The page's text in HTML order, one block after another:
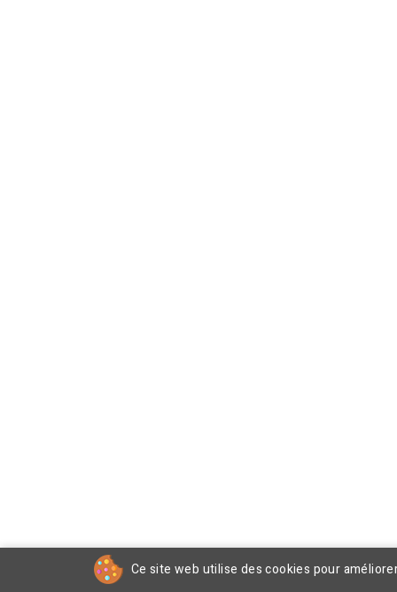
Ce site web utilise des cookies pour